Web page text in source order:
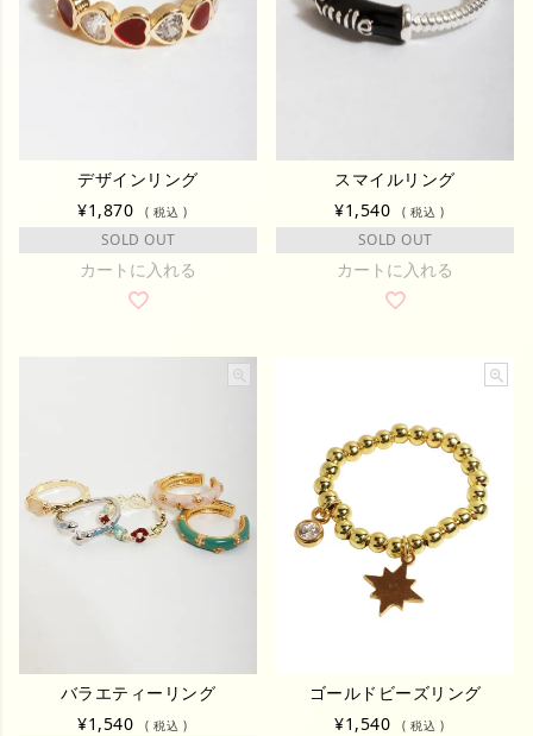
デザインリング
¥1,870 税込
SOLD OUT
カートに入れる
スマイルリング
¥1,540 税込
SOLD OUT
カートに入れる
バラエティーリング
¥1,540 税込
ゴールドビーズリング
¥1,540 税込